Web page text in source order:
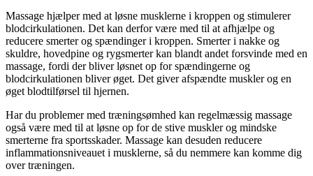
Massage hjælper med at løsne musklerne i kroppen og stimulerer
blodcirkulationen. Det kan derfor være med til at afhjælpe og
reducere smerter og spændinger i kroppen. Smerter i nakke og
skuldre, hovedpine og rygsmerter kan blandt andet forsvinde med en
massage, fordi der bliver løsnet op for spændingerne og
blodcirkulationen bliver øget. Det giver afspændte muskler og en
øget blodtilførsel til hjernen.
Har du problemer med træningsømhed kan regelmæssig massage
også være med til at løsne op for de stive muskler og mindske
smerterne fra sportsskader. Massage kan desuden reducere
inflammationsniveauet i musklerne, så du nemmere kan komme dig
over træningen.